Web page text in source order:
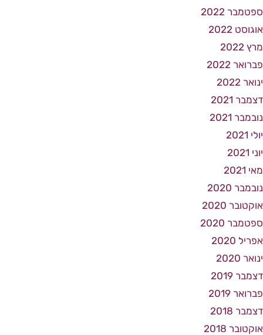
ספטמבר 2022
אוגוסט 2022
מרץ 2022
פברואר 2022
ינואר 2022
דצמבר 2021
נובמבר 2021
יולי 2021
יוני 2021
מאי 2021
נובמבר 2020
אוקטובר 2020
ספטמבר 2020
אפריל 2020
ינואר 2020
דצמבר 2019
פברואר 2019
דצמבר 2018
אוקטובר 2018